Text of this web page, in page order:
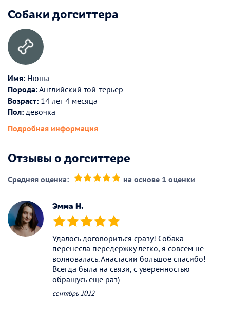
Собаки догситтера
Имя: Нюша
Порода:Английский той-терьер
Возраст: 14 лет 4 месяца
Пол: девочка
Подробная информация
Отзывы о догситтере
Средняя оценка: на основе 1 оценки
Эмма Н.
(*) (*) (*) (*) (*)
Удалось договориться сразу! Собака
перенесла передержку легко, я совсем не
волновалась. Анастасии большое спасибо!
Всегда была на связи, с уверенностью
обращусь еще раз)
сентябрь 2022